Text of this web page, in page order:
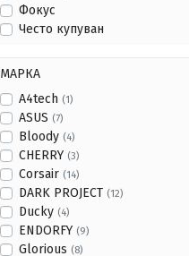
Фокус
Често купуван
МАРКА
A4tech (1)
ASUS (7)
Bloody (4)
CHERRY (3)
Corsair (14)
DARK PROJECT (12)
Ducky (4)
ENDORFY (9)
Glorious (8)